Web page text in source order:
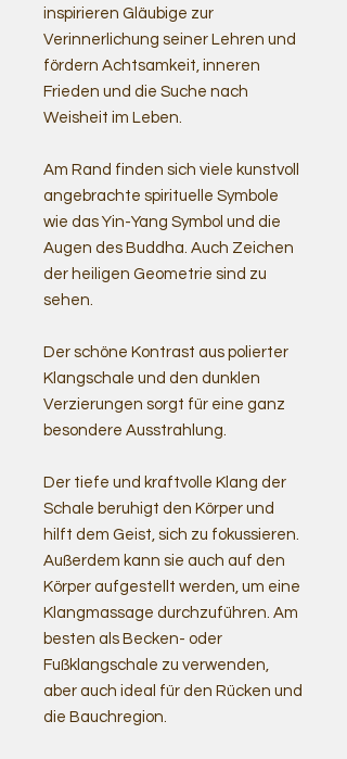
inspirieren Gläubige zur
Verinnerlichung seiner Lehren und
fördern Achtsamkeit, inneren
Frieden und die Suche nach
Weisheit im Leben.
Am Rand finden sich viele kunstvoll
angebrachte spirituelle Symbole
wie das Yin-Yang Symbol und die
Augen des Buddha. Auch Zeichen
der heiligen Geometrie sind zu
sehen.
Der schöne Kontrast aus polierter
Klangschale und den dunklen
Verzierungen sorgt für eine ganz
besondere Ausstrahlung.
Der tiefe und kraftvolle Klang der
Schale beruhigt den Körper und
hilft dem Geist, sich zu fokussieren.
Außerdem kann sie auch auf den
Körper aufgestellt werden, um eine
Klangmassage durchzuführen. Am
besten als Becken- oder
Fußklangschale zu verwenden,
aber auch ideal für den Rücken und
die Bauchregion.